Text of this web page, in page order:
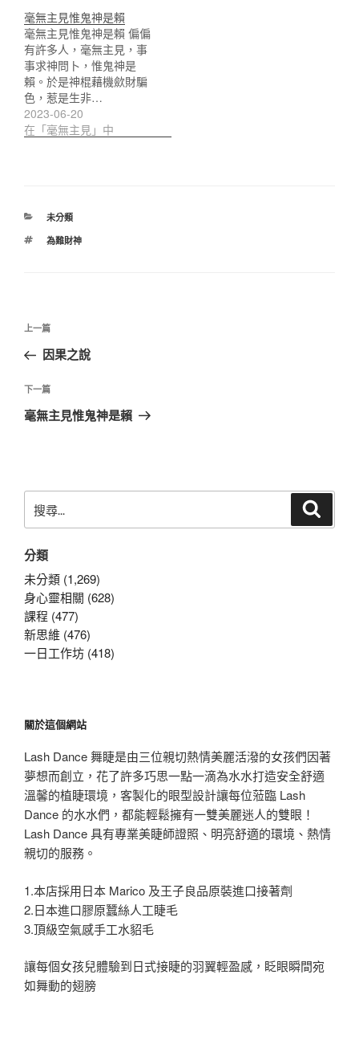
毫無主見惟鬼神是賴
毫無主見惟鬼神是賴 偏偏
有許多人，毫無主見，事
事求神問卜，惟鬼神是
賴。於是神棍藉機歛財騙
色，惹是生非…
2023-06-20
在「毫無主見」中
分
未分類
標
為難財神
文
導
覽
上
一
文
章
上一篇
因果之說
下
一
下一篇
毫無主見惟鬼神是賴
尋
鍵
字:
分類
未分類 (1,269)
身心靈相關 (628)
課程 (477)
新思維 (476)
一日工作坊 (418)
關於這個網站
Lash Dance 舞睫是由三位親切熱情美麗活潑的女孩們因著
夢想而創立，花了許多巧思一點一滴為水水打造安全舒適
溫馨的植睫環境，客製化的眼型設計讓每位蒞臨 Lash
Dance 的水水們，都能輕鬆擁有一雙美麗迷人的雙眼！
Lash Dance 具有專業美睫師證照、明亮舒適的環境、熱情
親切的服務。
1.本店採用日本 Marico 及王子良品原裝進口接著劑
2.日本進口膠原蠶絲人工睫毛
3.頂級空氣感手工水貂毛
讓每個女孩兒體驗到日式接睫的羽翼輕盈感，眨眼瞬間宛
如舞動的翅膀